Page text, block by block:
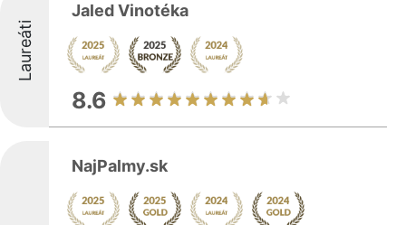
Laureáti
Jaled Vinotéka
8.6
NajPalmy.sk